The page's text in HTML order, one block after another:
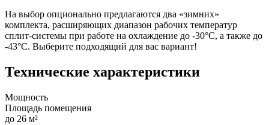
На выбор опционально предлагаются два «зимних»
комплекта, расширяющих диапазон рабочих температур
сплит-системы при работе на охлаждение до -30°С, а также до
-43°С. Выберите подходящий для вас вариант!
Технические характеристики
Мощность
Площадь помещения
до 26 м²